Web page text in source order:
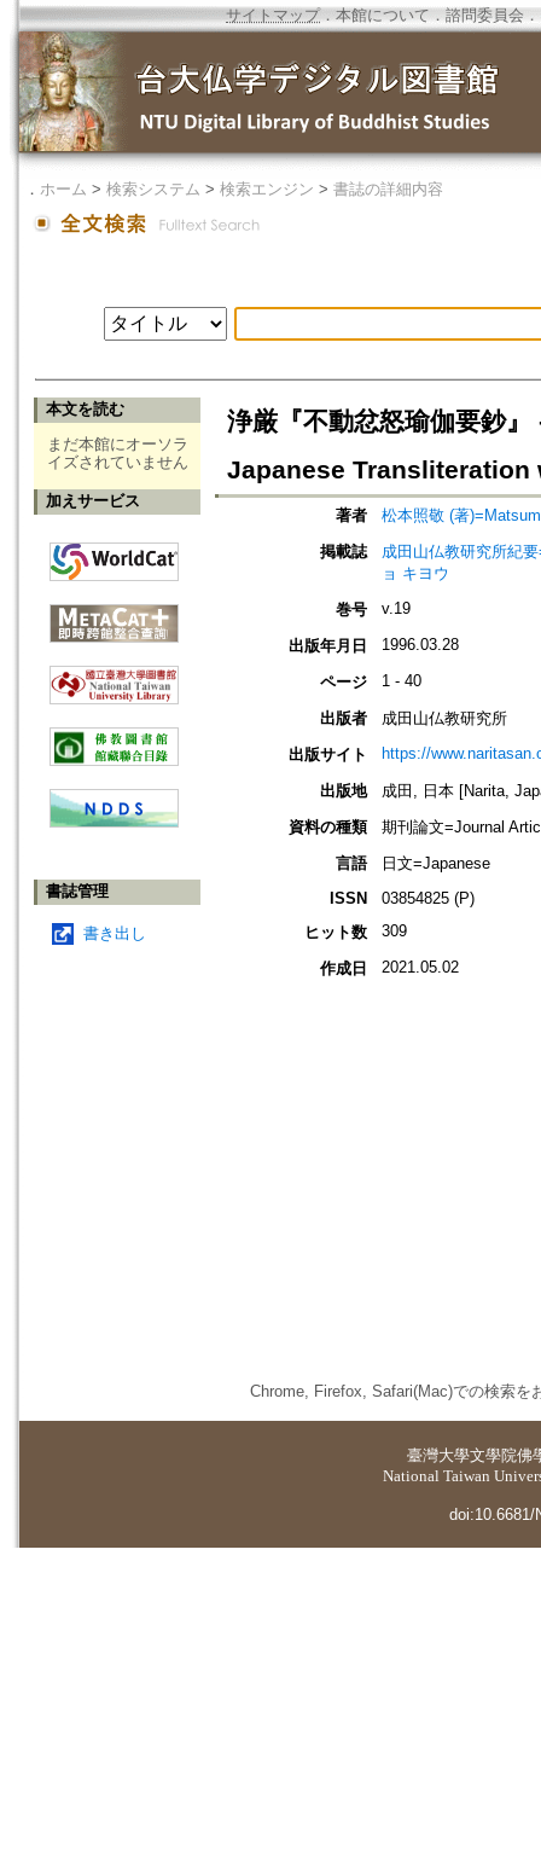
サイトマップ．本館について ． 諮問委員会 ．
． ホーム > 検索システム > 検索エンジン > 書誌の詳細内容
本文を読む
まだ本館にオーソラ
イズされていません
加えサービス
書誌管理
書き出し
浄厳『不動忿怒瑜伽要鈔
Japanese Transliteration
著者
松本照敬 (著
掲載誌
成田山仏教研究所紀
ョ キヨウ
巻号
v.19
出版年月日 1996.03.28
ページ 1 - 40
出版者
成田山仏教研究所
出版サイト
https://
出版地
成田, 日本 [Narita,
資料の種類
期刊論文=Journal
言語
日文=Japanese
ISSN
03854825 (P)
ヒット数
309
作成日 2021.05.02
Chrome, Firefox, Safari(Mac)での検索を
臺灣大學文學院佛
National Taiwan
doi:10.6681/